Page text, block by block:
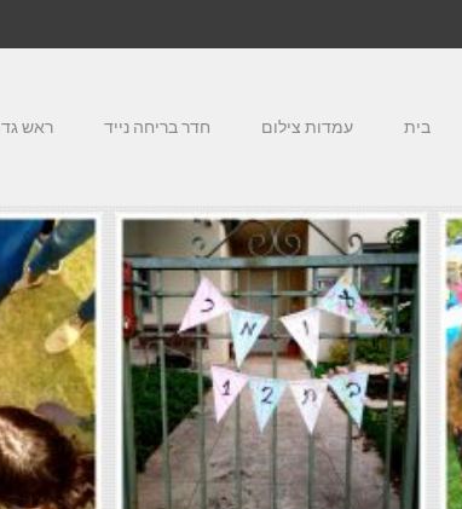
בית עמדות צילום חדר בריחה נייד ראש